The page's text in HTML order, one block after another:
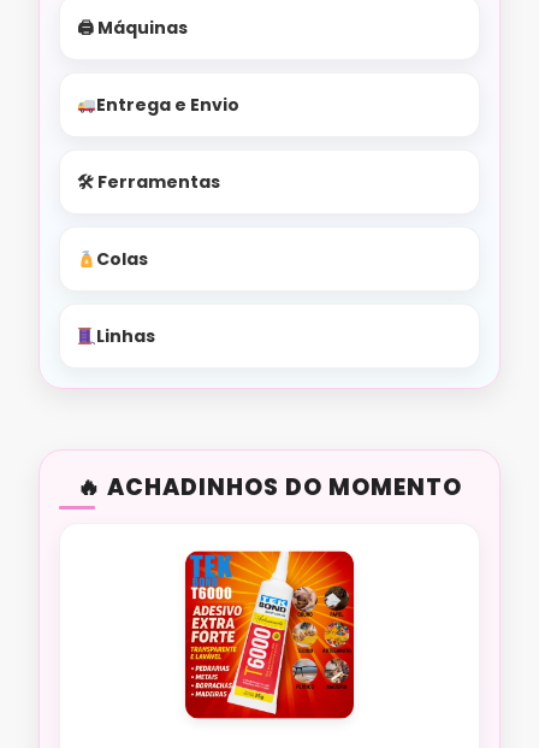
🖨 Máquinas
Entrega e Envio
🛠 Ferramentas
Colas
Linhas
ACHADINHOS DO MOMENTO